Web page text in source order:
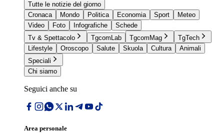
Tutte le notizie del giorno
Cronaca
Mondo Politica Economia Sport
Meteo
Video
Foto Infografiche
Schede
Tv & Spettacolo
TgcomLab TgcomMag
TgTech
Lifestyle
Oroscopo Salute Skuola Cultura
Animali
Speciali
Chi siamo
Seguici anche su
Area personale